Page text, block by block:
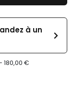
à un
180,00 €